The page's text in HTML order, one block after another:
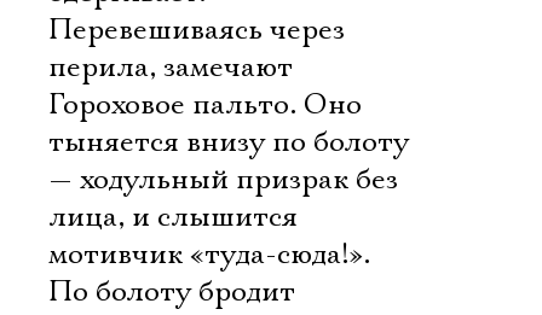
Перевешиваясь через
перила, замечают
Гороховое пальто. Оно
тыняется внизу по болоту
— ходульный призрак без
лица, и слышится
мотивчик «туда-сюда!».
По болоту бродит